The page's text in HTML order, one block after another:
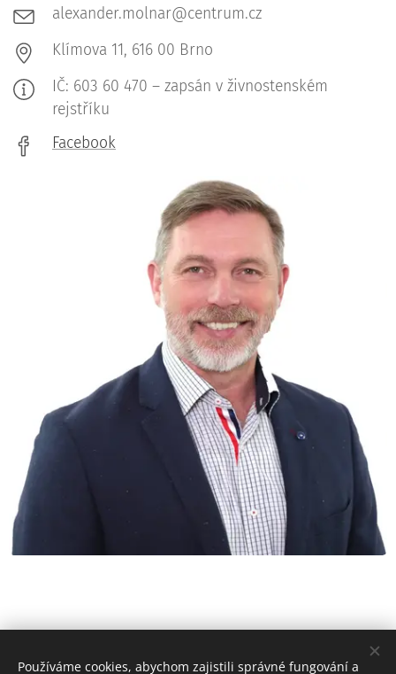
alexander.molnar@centrum.cz
Klímova 11, 616 00 Brno
IČ: 603 60 470 – zapsán v živnostenském
rejstříku
Facebook
Používáme cookies, abychom zajistili správné fungování a